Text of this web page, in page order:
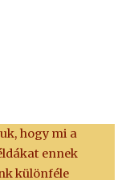
hogy mi a
ennek
különféle